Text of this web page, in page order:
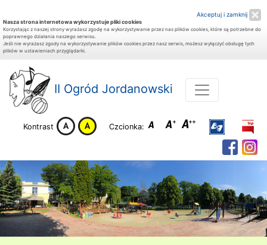
Akceptuj i zamknij
Nasza strona internetowa wykorzystuje pliki cookies
Korzystając z naszej strony wyrażasz zgodę na wykorzystywanie przez nas plików cookies, które są potrzebne do
poprawnego działania naszego serwisu.
Jeśli nie wyrażasz zgody na wykorzystywanie plików cookies przez nasz serwis, możesz wyłączyć obsługę tych
plików w ustawieniach przyglądarki.
II Ogród Jordanowski
Kontrast Czcionka: